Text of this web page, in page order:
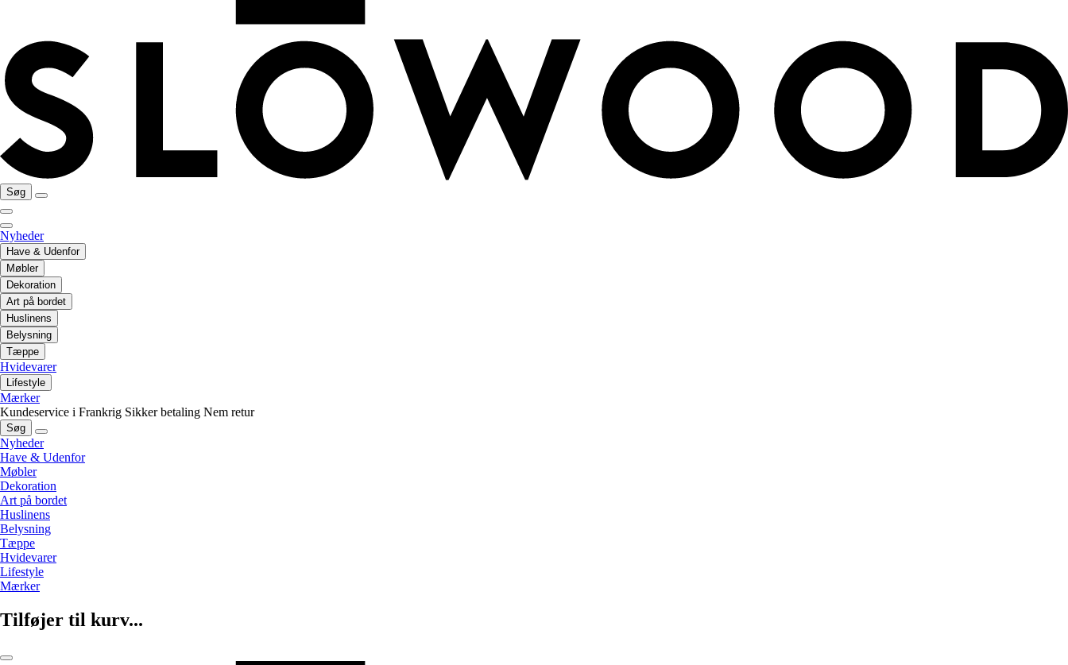
Søg
Nyheder
Have & Udenfor
Møbler
Dekoration
Art på bordet
Huslinens
Belysning
Tæppe
Hvidevarer
Lifestyle
Mærker
Kundeservice i Frankrig Sikker betaling Nem retur
Søg
Nyheder
Have & Udenfor
Møbler
Dekoration
Art på bordet
Huslinens
Belysning
Tæppe
Hvidevarer
Lifestyle
Mærker
Tilføjer til kurv...